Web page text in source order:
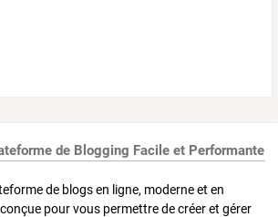
de Blogging Facile et Performante
de blogs en ligne, moderne et en
pour vous permettre de créer et gérer